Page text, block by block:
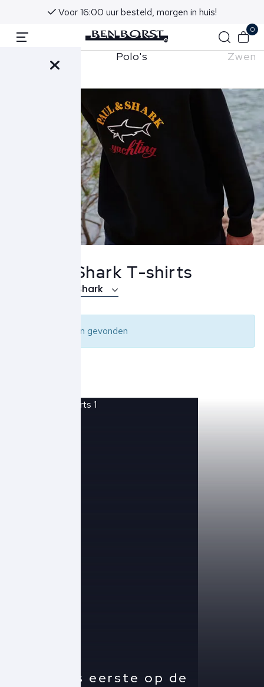
Voor 16:00 uur besteld, morgen in huis!
0
Polo's
Paul & Shark T-shirts
Over Paul & Shark
Geen resultaten gevonden
Altijd als eerste op de